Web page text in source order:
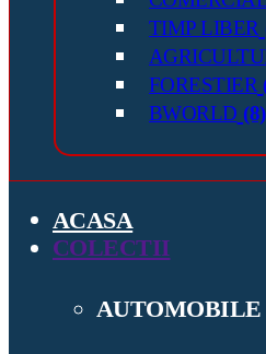
TIMP LIBER
FORESTIER
BWORLD (8)
ACASA
COLECTII
AUTOMOBILE